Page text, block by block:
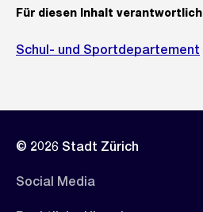
Für diesen Inhalt verantwortlich
Schul- und Sportdepartement
© 2026 Stadt Zürich
Social Media